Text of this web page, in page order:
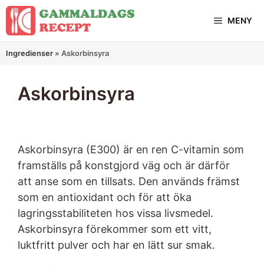
Hoppa
innehåll
MENY
Ingredienser » Askorbinsyra
Askorbinsyra
Askorbinsyra (E300) är en ren C-vitamin som
framställs på konstgjord väg och är därför
att anse som en tillsats. Den används främst
som en antioxidant och för att öka
lagringsstabiliteten hos vissa livsmedel.
Askorbinsyra förekommer som ett vitt,
luktfritt pulver och har en lätt sur smak.